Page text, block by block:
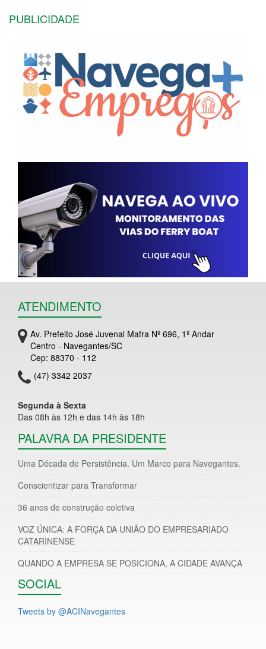
PUBLICIDADE
ATENDIMENTO
Av. Prefeito José Juvenal Mafra Nº 696, 1º Andar
Centro - Navegantes/SC
Cep: 88370 - 112
(47) 3342 2037
Segunda à Sexta
Das 08h às 12h e das 14h às 18h
PALAVRA DA PRESIDENTE
Uma Década de Persistência. Um Marco para Navegantes.
Conscientizar para Transformar
36 anos de construção coletiva
VOZ ÚNICA: A FORÇA DA UNIÃO DO EMPRESARIADO
CATARINENSE
QUANDO A EMPRESA SE POSICIONA, A CIDADE AVANÇA
SOCIAL
Tweets by @ACINavegantes